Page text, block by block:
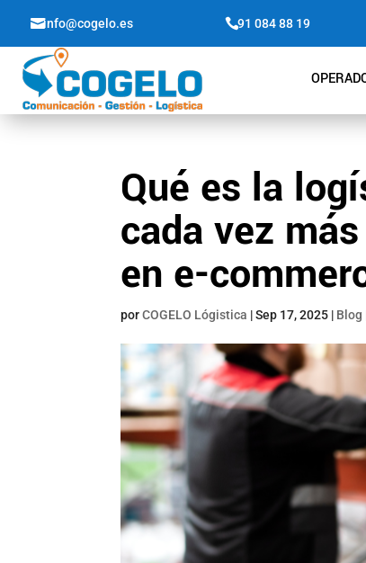
info@cogelo.es 91 084 88 19
Qué es la
cada vez
en e-
porCOGELO Lógistica |Sep 17, 2025 | Blog